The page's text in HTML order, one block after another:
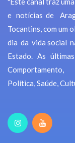
e notícias de
Tocantins, com um
dia da vida social
Estado. As
Comportamento,
Política, Saúde,